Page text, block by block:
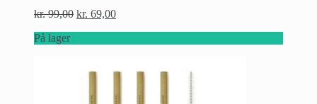
kr.99,00 kr. 69,00
På lager